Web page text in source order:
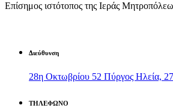
Επίσημος ιστότοπος της Ιεράς
Διεύθυνση
28η Οκτωβρίου 52 Πύργος Ηλεία,
ΤΗΛΕΦΩΝΟ